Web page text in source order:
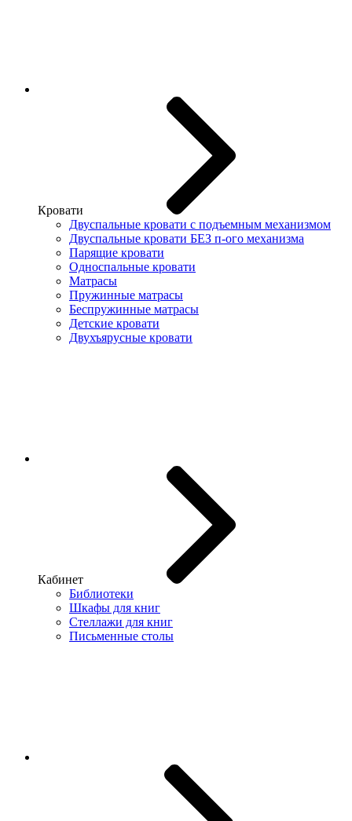
Кровати
Двуспальные кровати с подъемным механизмом
Двуспальные кровати БЕЗ п-ого механизма
Парящие кровати
Односпальные кровати
Матрасы
Пружинные матрасы
Беспружинные матрасы
Детские кровати
Двухъярусные кровати
Кабинет
Библиотеки
Шкафы для книг
Стеллажи для книг
Письменные столы